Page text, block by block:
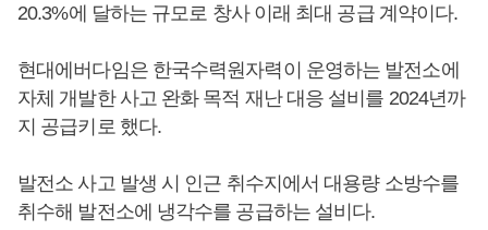
20.3%에 달하는 규모로 창사 이래 최대 공급 계약이다.
현대에버다임은 한국수력원자력이 운영하는 발전소에
자체 개발한 사고 완화 목적 재난 대응 설비를 2024년까
지 공급키로 했다.
발전소 사고 발생 시 인근 취수지에서 대용량 소방수를
취수해 발전소에 냉각수를 공급하는 설비다.